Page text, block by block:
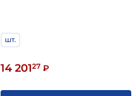
шт.
14 20127 ₽